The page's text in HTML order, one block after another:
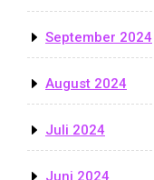
September 2024
August 2024
Juli 2024
Juni 2024